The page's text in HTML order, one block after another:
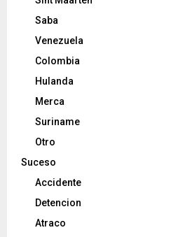
Saba
Venezuela
Colombia
Hulanda
Merca
Suriname
Otro
Suceso
Accidente
Detencion
Atraco